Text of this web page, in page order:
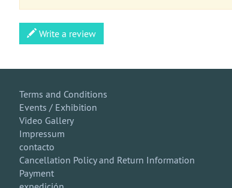
Write a review
Terms and Conditions
Events / Exhibition
Video Gallery
Impressum
contacto
Cancellation Policy and Return Information
Payment